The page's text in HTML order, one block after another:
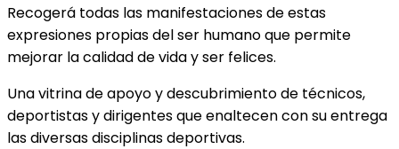
Recogerá todas las manifestaciones de estas
expresiones propias del ser humano que permite
mejorar la calidad de vida y ser felices.
Una vitrina de apoyo y descubrimiento de técnicos,
deportistas y dirigentes que enaltecen con su entrega
las diversas disciplinas deportivas.